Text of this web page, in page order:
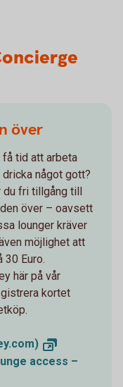
över
tid att arbeta
något gott?
du fri tillgång till
över – oavsett
lounger kräver
möjlighet att
30 Euro.
här på vår
kortet
access –